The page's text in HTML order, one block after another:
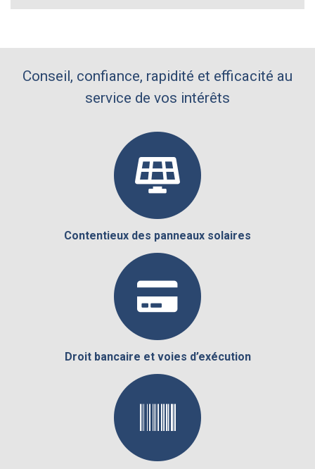
Conseil, confiance, rapidité et efficacité au
service de vos intérêts
Contentieux des panneaux solaires
Droit bancaire et voies d’exécution